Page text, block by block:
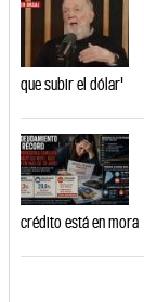
que subir el dólar'
crédito está en mora